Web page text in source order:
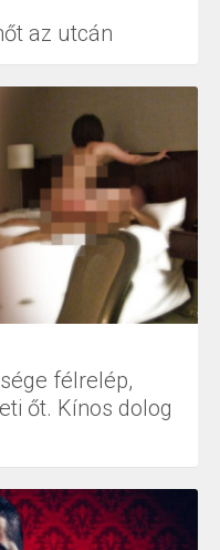
az utcán
félrelép,
őt. Kínos dolog